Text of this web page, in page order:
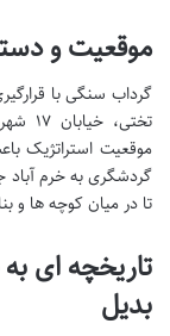
موقعیت و
گرداب سنگی با
موقعیت استراتژیک
گردشگری به خرم آباد
تا در میان کوچه ها و
تاریخچه ای
بدیل